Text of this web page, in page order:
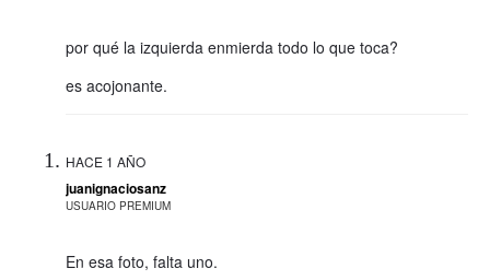
por qué la izquierda enmierda todo lo que toca?
es acojonante.
HACE 1 AÑO
juanignaciosanz
USUARIO PREMIUM
En esa foto, falta uno.